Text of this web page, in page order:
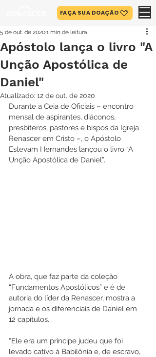
FAÇA SUA DOAÇÃO
Apóstolo lança o livro "A
Unção Apostólica de
Daniel"
5 de out. de 20201 min de leitura
Atualizado: 12 de out. de 2020
Durante a Ceia de Oficiais – encontro
mensal de aspirantes, diáconos,
presbíteros, pastores e bispos da Igreja
Renascer em Cristo –, o Apóstolo
Estevam Hernandes lançou o livro “A
Unção Apostólica de Daniel”.
A obra, que faz parte da coleção
“Fundamentos Apostólicos” e é de
autoria do líder da Renascer, mostra a
jornada e os diferenciais de Daniel em
12 capítulos.
“Ele era um príncipe judeu que foi
levado cativo à Babilônia e, de escravo,